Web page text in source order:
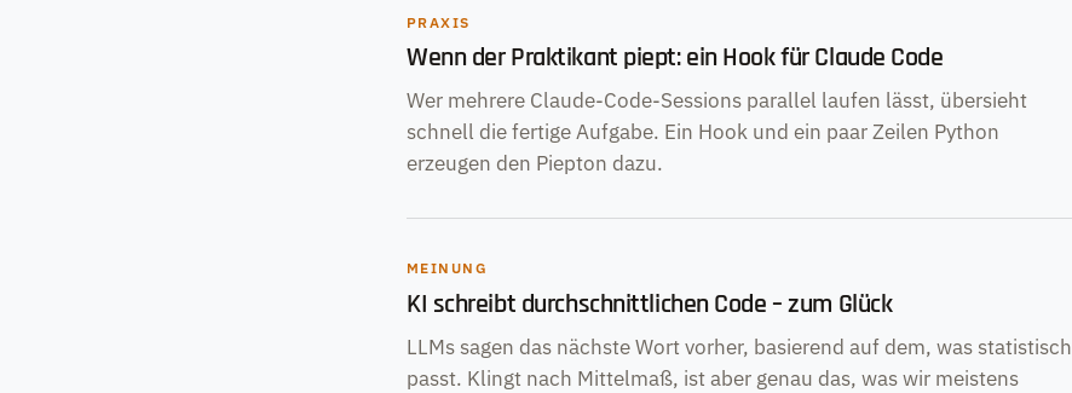
PRAXIS
Wenn der Praktikant piept: ein Hook für Claude Code
Wer mehrere Claude-Code-Sessions parallel laufen lässt, übersieht
schnell die fertige Aufgabe. Ein Hook und ein paar Zeilen Python
erzeugen den Piepton dazu.
MEINUNG
KI schreibt durchschnittlichen Code – zum Glück
LLMs sagen das nächste Wort vorher, basierend auf dem, was statistisch
passt. Klingt nach Mittelmaß, ist aber genau das, was wir meistens